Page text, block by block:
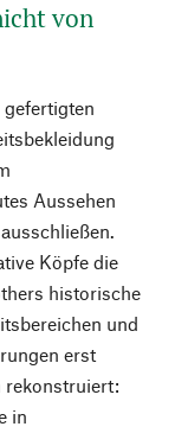
von
Aussehen
Köpfe die
historische
und
erst
rekonstruiert:
in